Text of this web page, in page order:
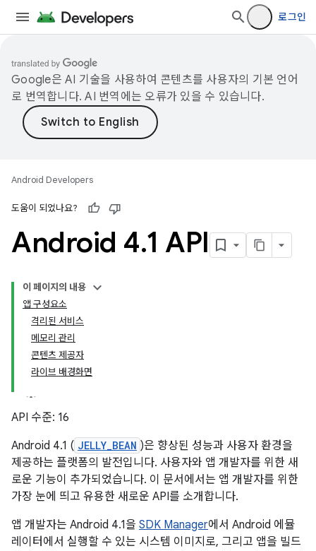
로그인
Google은 AI 기술을 사용하여 콘텐츠를 사용자의 기본 언어
로 번역합니다. AI 번역에는 오류가 있을 수 있습니다.
Android Developers
도움이 되었나요?
Android 4.1 API
이 페이지의 내용
앱 구성요소
격리된 서비스
메모리 관리
콘텐츠 제공자
라이브 배경화면
API 수준: 16
Android 4.1 ( JELLY_BEAN )은 향상된 성능과 사용자 환경을
제공하는 플랫폼의 발전입니다. 사용자와 앱 개발자를 위한 새
로운 기능이 추가되었습니다. 이 문서에서는 앱 개발자를 위한
가장 눈에 띄고 유용한 새로운 API를 소개합니다.
앱 개발자는 Android 4.1을 SDK Manager에서 Android 에뮬
레이터에서 실행할 수 있는 시스템 이미지로, 그리고 앱을 빌드